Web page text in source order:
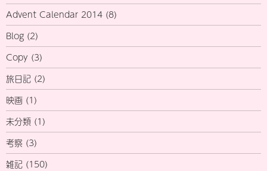
Advent Calendar 2014 (8)
Blog (2)
Copy (3)
旅日記 (2)
映画 (1)
未分類 (1)
考察 (3)
雑記 (150)